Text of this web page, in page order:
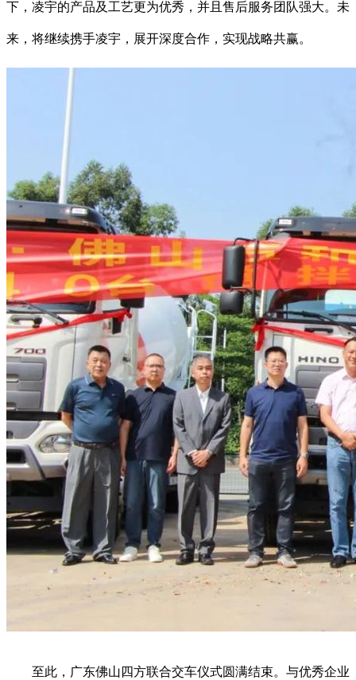
下，凌宇的产品及工艺更为优秀，并且售后服务团队强大。未
来，将继续携手凌宇，展开深度合作，实现战略共赢。
至此，广东佛山四方联合交车仪式圆满结束。与优秀企业